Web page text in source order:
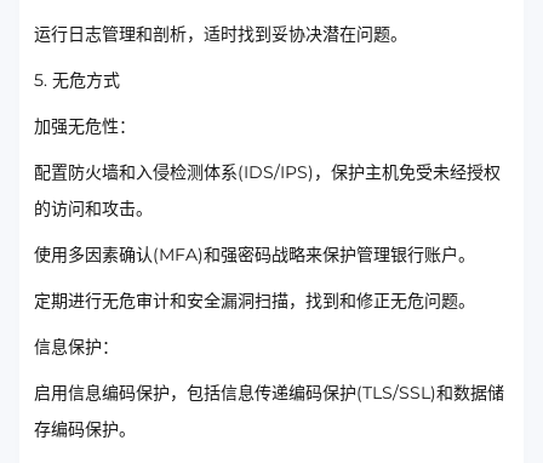
运行日志管理和剖析，适时找到妥协决潜在问题。
5. 无危方式
加强无危性：
配置防火墙和入侵检测体系(IDS/IPS)，保护主机免受未经授权
的访问和攻击。
使用多因素确认(MFA)和强密码战略来保护管理银行账户。
定期进行无危审计和安全漏洞扫描，找到和修正无危问题。
信息保护：
启用信息编码保护，包括信息传递编码保护(TLS/SSL)和数据储
存编码保护。